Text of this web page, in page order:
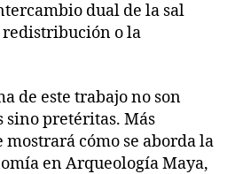
dual de la sal
redistribución o la
de este trabajo no son
sino pretéritas. Más
mostrará cómo se aborda la
en Arqueología Maya,